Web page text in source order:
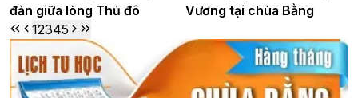
đản giữa lòng Thủ đô
Vương tại chùa Bằng
12345